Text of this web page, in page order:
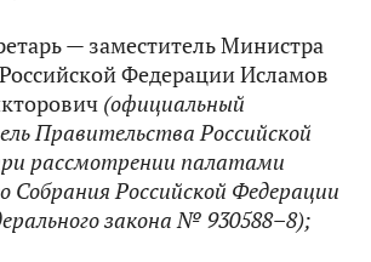
— заместитель Министра
Федерации Исламов
(официальный
Правительства Российской
рассмотрении палатами
Собрания Российской Федерации
закона № 930588–8);